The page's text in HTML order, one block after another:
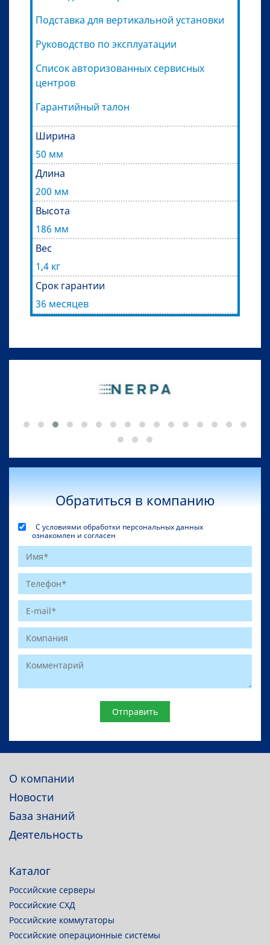
Подставка для вертикальной установки
Руководство по эксплуатации
Список авторизованных сервисных
центров
Гарантийный талон
Ширина
50 мм
Длина
200 мм
Высота
186 мм
Вес
1,4 кг
Срок гарантии
36 месяцев
Обратиться в компанию
С условиями обработки персональных данных
ознакомлен и согласен
О компании
Новости
База знаний
Деятельность
Каталог
Российские серверы
Российские СХД
Российские коммутаторы
Российские операционные системы